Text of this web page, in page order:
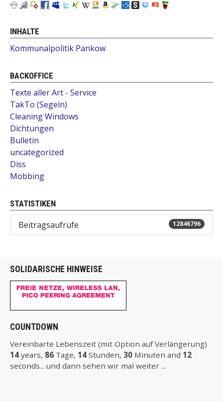
INHALTE
Kommunalpolitik Pankow
BACKOFFICE
Texte aller Art - Service
TakTo (Segeln)
Cleaning Windows
Dichtungen
Bulletin
uncategorized
Diss
Mobbing
STATISTIKEN
Beitragsaufrufe 12846796
SOLIDARISCHE HINWEISE
COUNTDOWN
Vereinbarte Lebenszeit (mit Option auf Verlängerung)
14 years, 86 Tage, 14 Stunden, 30 Minuten and 12
seconds... und dann sehen wir mal weiter ...